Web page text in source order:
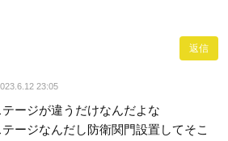
返信
23:05
ージが違うだけなんだよな
ージなんだし防衛関門設置してそこ